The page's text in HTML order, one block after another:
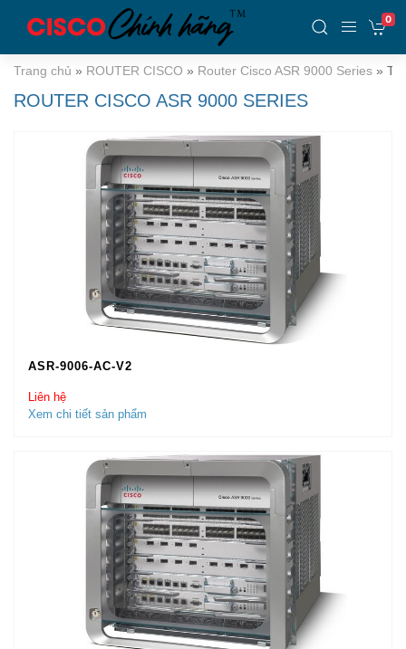
0
Trang chủ » ROUTER CISCO » Router Cisco ASR 9000 Series »
ROUTER CISCO ASR 9000 SERIES
ASR-9006-AC-V2
Liên hệ
Xem chi tiết sản phẩm